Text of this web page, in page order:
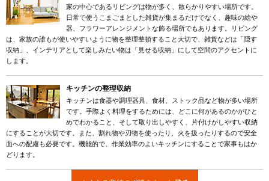
家の中心であるリビングは物が多く、散らかりやすい場所です。
日常で使うこまごまとした雑貨が集まるだけでなく、趣味の絵や
器、フラワーアレンジメントな飾る場所でもあります。リビング
は、家族の誰もが使いやすいように物を整理整頓すること大切で、雑貨などは「隠す
収納」、インテリアとして楽しみたい物は「見せる収納」にして空間のアクセントに
します。
キッチンの整理収納
キッチンは食器や調理器具、食材、ストック品など物が多い場所
です。手際よく料理をするためには、どこに何があるのかがひと
めでわかること、そして取り出しやすく、片付けがしやすい収納
にすることが大切です。また、割れ物や刃物を使ったり、火を扱ったりするので安全
面への配慮も必要です。機能的で、作業効率のよいキッチンにすることで家事もはか
どります。